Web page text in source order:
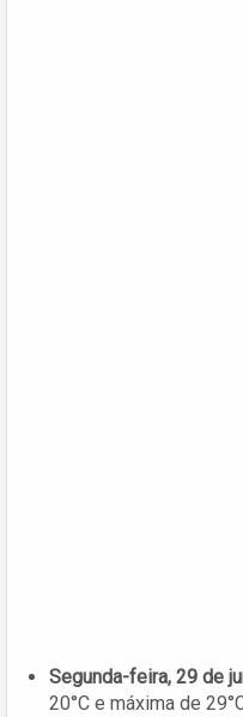
Segunda-feira, 29 de
20°C e máxima de